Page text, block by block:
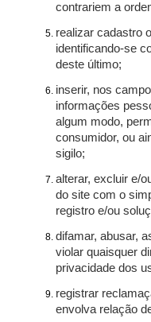
contrariem a
realizar cadastro
identificando-se
deste último;
inserir, nos
informações
algum modo,
consumidor, ou
sigilo;
alterar, excluir e/
do site com o
registro e/ou
difamar, abusar,
violar quaisquer
privacidade dos
registrar
envolva relação